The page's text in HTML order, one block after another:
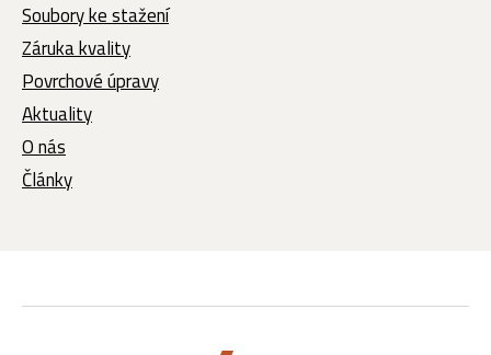
Soubory ke stažení
Záruka kvality
Povrchové úpravy
Aktuality
O nás
Články